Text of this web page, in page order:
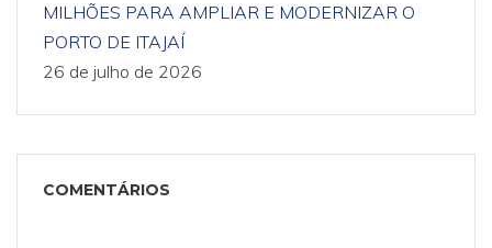
MILHÕES PARA AMPLIAR E MODERNIZAR O
PORTO DE ITAJAÍ
26 de julho de 2026
COMENTÁRIOS